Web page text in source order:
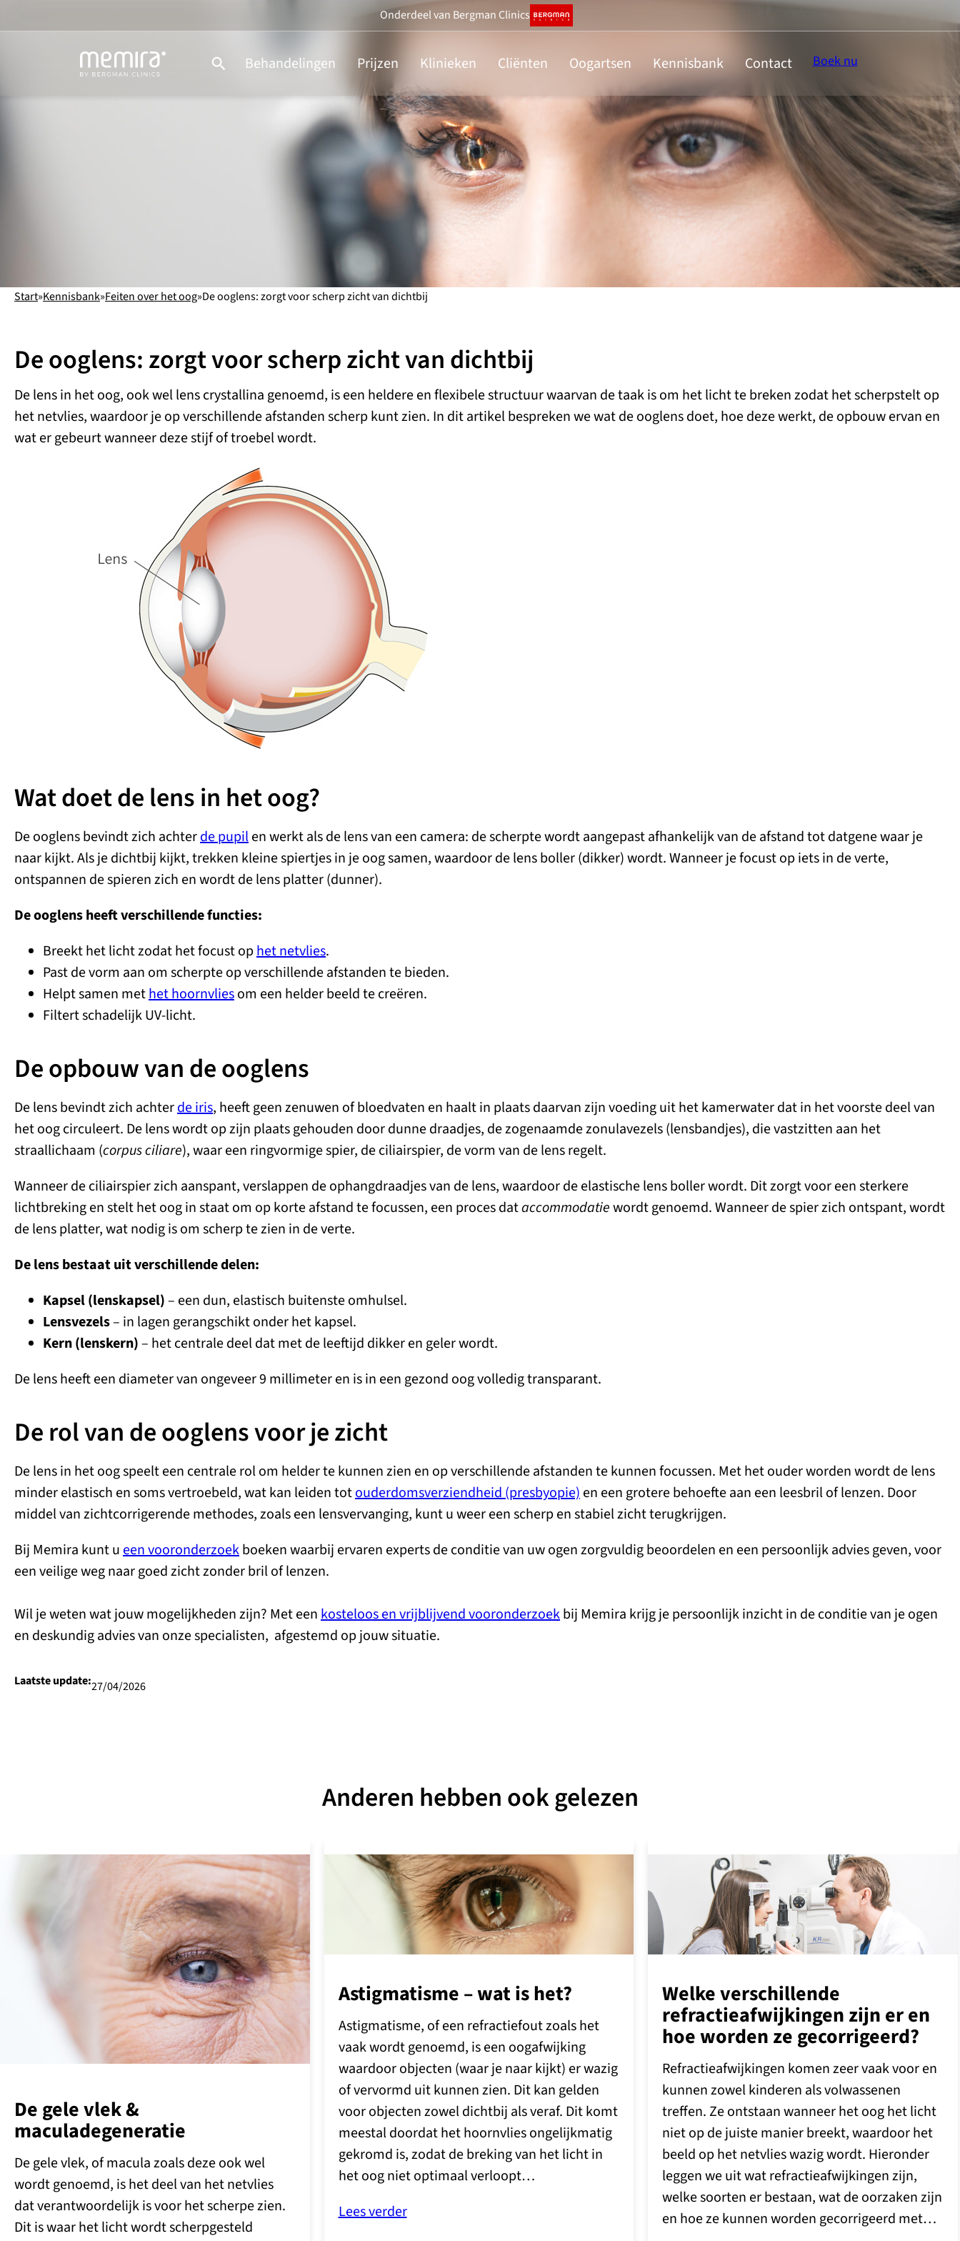
naar
Onderdeelvan Bergman Clinics
Behandelingen Prijzen Klinieken Cliënten Oogartsen Kennisbank Contact Boek nu
Start»Kennisbank»Feiten over het oog»De ooglens: zorgt voor scherp zicht van dichtbij
De ooglens: zorgt voor scherp zicht van dichtbij
De lens in het oog, ook wel lens crystallina genoemd, is een heldere en flexibele structuur waarvan de taak is om het licht te breken zodat het scherpstelt op
het netvlies, waardoor je op verschillende afstanden scherp kunt zien. In dit artikel bespreken we wat de ooglens doet, hoe deze werkt, de opbouw ervan en
wat er gebeurt wanneer deze stijf of troebel wordt.
Wat doet de lens in het oog?
De ooglens bevindt zich achterde pupilen werkt als de lens van een camera: de scherpte wordt aangepast afhankelijk van de afstand tot datgene waar je
naar kijkt. Als je dichtbij kijkt, trekken kleine spiertjes in je oog samen, waardoor de lens boller (dikker) wordt. Wanneer je focust op iets in de verte,
ontspannen de spieren zich en wordt de lens platter (dunner).
De ooglens heeft verschillende functies:
Breekt het licht zodat het focust ophet netvlies.
Past de vorm aan om scherpte op verschillende afstanden te bieden.
Helpt samen methet hoornvliesom een helder beeld te creëren.
Filtert schadelijk UV-licht.
De opbouw van de ooglens
De lens bevindt zich achterde iris, heeft geen zenuwen of bloedvaten en haalt in plaats daarvan zijn voeding uit het kamerwater dat in het voorste deel van
het oog circuleert. De lens wordt op zijn plaats gehouden door dunne draadjes, de zogenaamde zonulavezels (lensbandjes), die vastzitten aan het
straallichaam (corpus ciliare), waar een ringvormige spier, de ciliairspier, de vorm van de lens regelt.
Wanneer de ciliairspier zich aanspant, verslappen de ophangdraadjes van de lens, waardoor de elastische lens boller wordt. Dit zorgt voor een sterkere
lichtbreking en stelt het oog in staat om op korte afstand te focussen, een proces dataccommodatiewordt genoemd. Wanneer de spier zich ontspant, wordt
de lens platter, wat nodig is om scherp te zien in de verte.
De lens bestaat uit verschillende delen:
Kapsel (lenskapsel)– een dun, elastisch buitenste omhulsel.
Lensvezels– in lagen gerangschikt onder het kapsel.
Kern (lenskern)– het centrale deel dat met de leeftijd dikker en geler wordt.
De lens heeft een diameter van ongeveer 9 millimeter en is in een gezond oog volledig transparant.
De rol van de ooglens voor je zicht
De lens in het oog speelt een centrale rol om helder te kunnen zien en op verschillende afstanden te kunnen focussen. Met het ouder worden wordt de lens
minder elastisch en soms vertroebeld, wat kan leiden totouderdomsverziendheid (presbyopie)en een grotere behoefte aan een leesbril of lenzen. Door
middel van zichtcorrigerende methodes, zoals een lensvervanging, kunt u weer een scherp en stabiel zicht terugkrijgen.
Bij Memira kunt ueen vooronderzoekboeken waarbij ervaren experts de conditie van uw ogen zorgvuldig beoordelen en een persoonlijk advies geven, voor
een veilige weg naar goed zicht zonder bril of lenzen.
Wil je weten wat jouw mogelijkheden zijn? Met eenkosteloos en vrijblijvend vooronderzoekbij Memira krijg je persoonlijk inzicht in de conditie van je ogen
en deskundig advies van onze specialisten, afgestemd op jouw situatie.
Laatste update:27/04/2026
Anderen hebben ook gelezen
De gele vlek &
maculadegeneratie
De gele vlek, of macula zoals deze ook wel
wordt genoemd, is het deel van het netvlies
dat verantwoordelijk is voor het scherpe zien.
Dit is waar het licht wordt scherpgesteld
Astigmatisme – wat is het?
Astigmatisme, of een refractiefout zoals het
vaak wordt genoemd, is een oogafwijking
waardoor objecten (waar je naar kijkt) er wazig
of vervormd uit kunnen zien. Dit kan gelden
voor objecten zowel dichtbij als veraf. Dit komt
meestal doordat het hoornvlies ongelijkmatig
gekromd is, zodat de breking van het licht in
het oog niet optimaal verloopt…
Lees verder
Welke verschillende
refractieafwijkingen zijn er en
hoe worden ze gecorrigeerd?
Refractieafwijkingen komen zeer vaak voor en
kunnen zowel kinderen als volwassenen
treffen. Ze ontstaan wanneer het oog het licht
niet op de juiste manier breekt, waardoor het
beeld op het netvlies wazig wordt. Hieronder
leggen we uit wat refractieafwijkingen zijn,
welke soorten er bestaan, wat de oorzaken zijn
en hoe ze kunnen worden gecorrigeerd met…